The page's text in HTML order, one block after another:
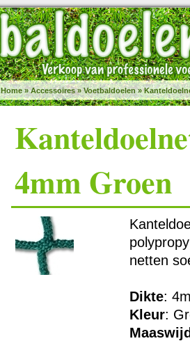
Home»Accessoires»Voetbaldoelen»
4mm Groen
netten
Dikte:
Kleur: